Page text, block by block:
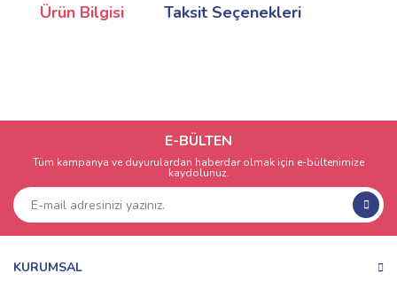
Ürün Bilgisi Taksit Seçenekleri
E-BÜLTEN
Tüm kampanya ve duyurulardan haberdar olmak için e-bültenimize
kaydolunuz.
KURUMSAL